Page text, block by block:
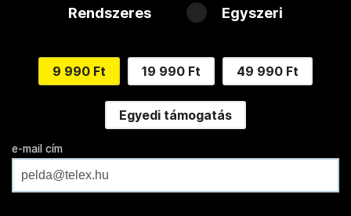
Rendszeres Egyszeri
9 990 Ft 19 990 Ft 49 990 Ft
Egyedi támogatás
e-mail cím